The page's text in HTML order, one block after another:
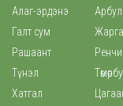
Алаг-эрдэнэ
Галт сум
Рашаант
Түнэл
Хатгал